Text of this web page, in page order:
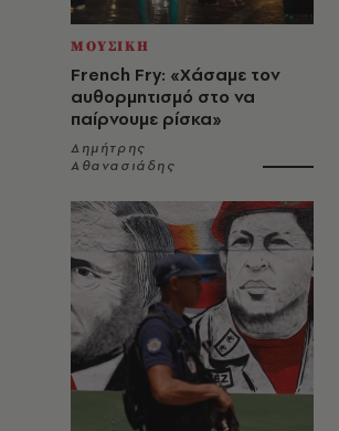
ΜΟΥΣΙΚΗ
French Fry: «Χάσαμε τον
αυθορμητισμό στο να
παίρνουμε ρίσκα»
Δημήτρης
Αθανασιάδης